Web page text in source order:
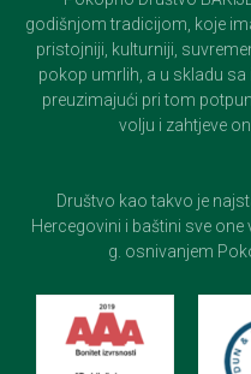
godišnjom tradicijom, koje
pristojniji, kulturniji,
pokop umrlih, a u skladu
preuzimajući pri tom
volju i zahtjeve
Društvo kao takvo je
Hercegovini i baštini sve one
g. osnivanjem